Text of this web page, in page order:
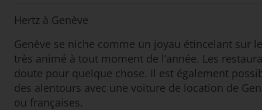
Hertz à Genève
Genève se niche comme un joyau étincelant sur
très animé à tout moment de l’année. Les
doute pour quelque chose. Il est également
des alentours avec une voiture de location de
ou françaises.